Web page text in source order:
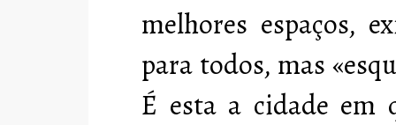
melhores espaços,
para todos, mas
É esta a cidade em